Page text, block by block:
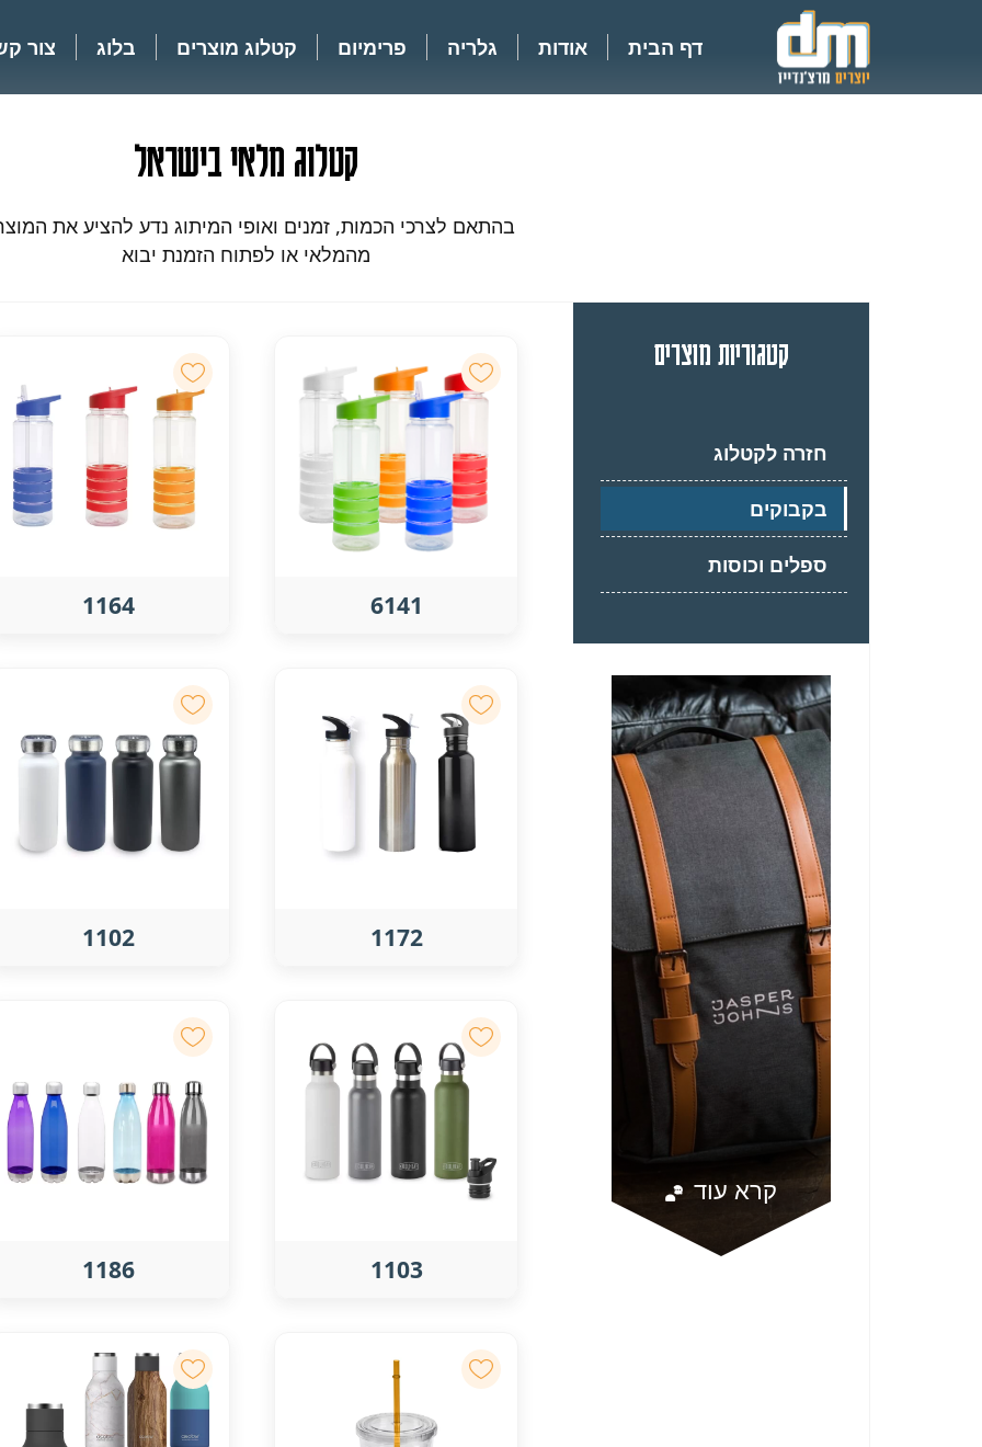
דף הבית אודות גלריה פרימיום קטלוג מוצרים בלוג צור
קטלוג מלאי בישראל
בהתאם לצרכי הכמות, זמנים ואופי המיתוג נדע להציע את
מהמלאי או לפתוח הזמנת יבוא
קטגוריות מוצרים
חזרה לקטלוג
בקבוקים
ספלים וכוסות
קרא עוד
6141
1164
1172
1102
1103
1186